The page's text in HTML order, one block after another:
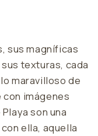
sus magníficas
texturas, cada
maravilloso de
imágenes
Playa son una
ella, aquella